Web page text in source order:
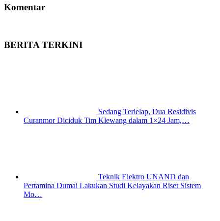
Komentar
BERITA TERKINI
Sedang Terlelap, Dua Residivis
Curanmor Diciduk Tim Klewang dalam 1×24 Jam,…
Teknik Elektro UNAND dan
Pertamina Dumai Lakukan Studi Kelayakan Riset Sistem
Mo…